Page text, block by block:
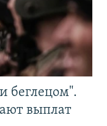
беглецом".
выплат